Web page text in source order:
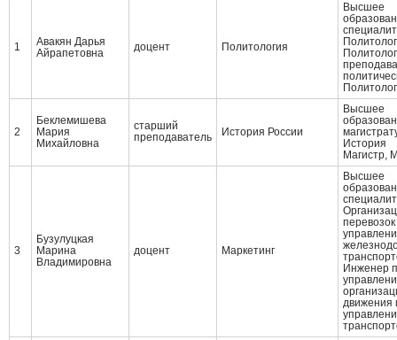
1
Авакян Дарья
Айрапетовна
доцент Политология
Высшее
Политолог
2
Беклемишева
Мария
Михайловна
старший
преподаватель
История России
Высшее
История
Магистр,
3
Бузулуцкая
Марина
Владимировна
доцент Маркетинг
Высшее
Инженер
движения